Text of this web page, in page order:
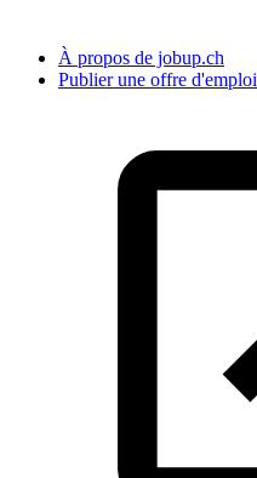
À propos de jobup.ch
Publier une offre d'emploi